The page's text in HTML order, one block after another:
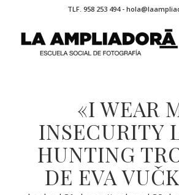
TLF. 958 253 494 -
«I WEAR
INSECURITY
HUNTING
DE EVA